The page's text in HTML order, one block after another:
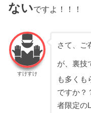
ないですよ！！！
すけすけ
さて、ご
が、裏技
も多くも
ですか？
者限定の